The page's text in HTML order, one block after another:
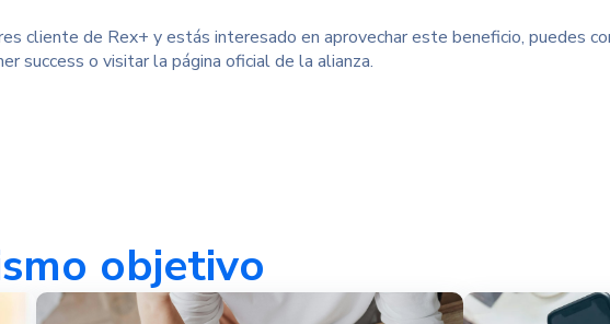
cliente de Rex+ y estás interesado en aprovechar este beneficio, puedes
success o visitar la página oficial de la alianza.
objetivo